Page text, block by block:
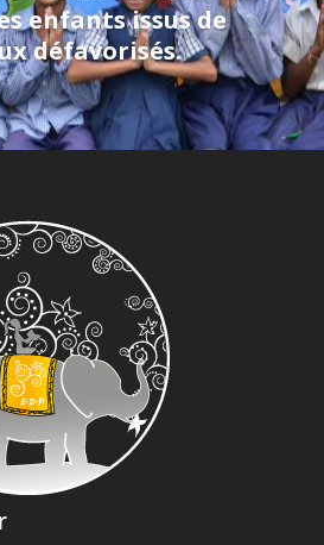
enfants issus de
défavorisés.